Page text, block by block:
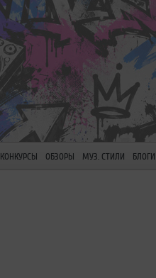
КОНКУРСЫ ОБЗОРЫ МУЗ. СТИЛИ БЛОГИ